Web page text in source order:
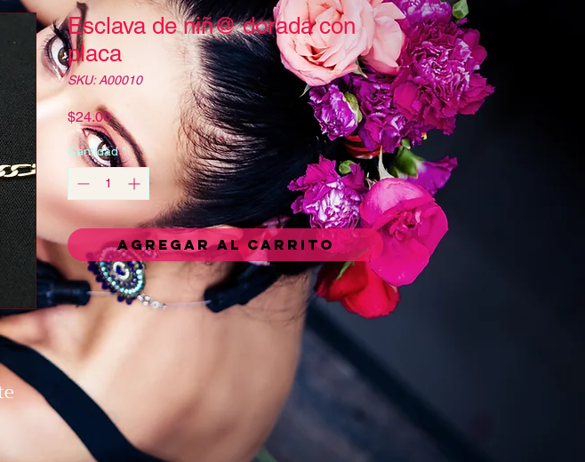
Esclava de niñ@ dorada con
placa
SKU: A00010
$24.00Precio
Cantidad *
Agregar al carrito